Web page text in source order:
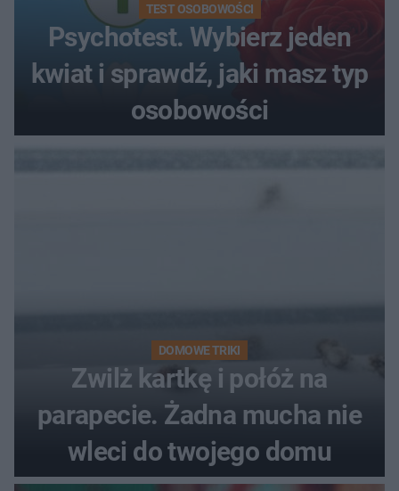
TEST OSOBOWOŚCI
Psychotest. Wybierz jeden
kwiat i sprawdź, jaki masz typ
osobowości
DOMOWE TRIKI
Zwilż kartkę i połóż na
parapecie. Żadna mucha nie
wleci do twojego domu